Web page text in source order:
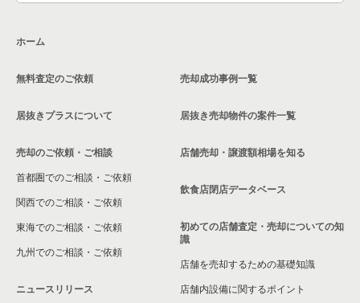
中野区の飲食店の居抜き売却物件の案件一覧
ホーム
無料査定のご依頼
居抜きプラスについて
売却のご依頼・ご相談
首都圏でのご相談・ご依頼
関西でのご相談・ご依頼
東海でのご相談・ご依頼
九州でのご相談・ご依頼
ニュースリリース
売却成功事例一覧
居抜き売却物件の案件一覧
店舗売却・譲渡額相場を知る
飲食店閉店データベース
初めての店舗査定・売却についての知
識
店舗を売却するための基礎知識
店舗内設備に関するポイント